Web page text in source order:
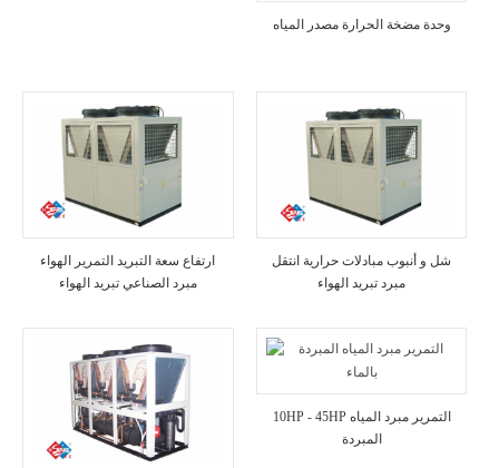
وحدة مضخة الحرارة مصدر المياه
ارتفاع سعة التبريد التمرير الهواء
مبرد الصناعي تبريد الهواء
شل و أنبوب مبادلات حرارية انتقل
مبرد تبريد الهواء
10HP - 45HP التمرير مبرد المياه
المبردة